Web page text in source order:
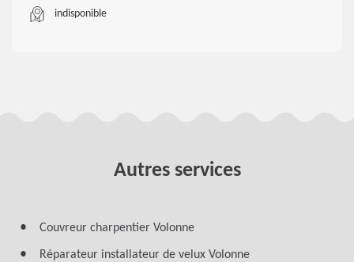
indisponible
Autres services
Couvreur charpentier Volonne
Réparateur installateur de velux Volonne